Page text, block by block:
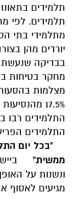
תלמידים
מתלמידי בתי
יורדים מהן
בבדיקה שנעשתה
מחקר בטיחות
מצלמות
התלמידים
"בכל יום
ממשית"
ונשנות על
מגיעים לאסוף